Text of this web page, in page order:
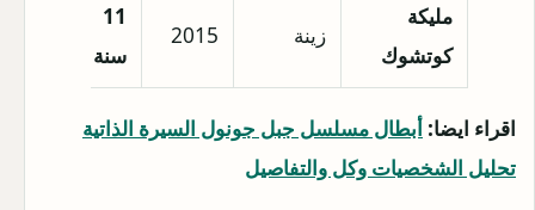
مليكة
كوتشوك
زينة 2015
11
سنة
اقراء ايضا: أبطال مسلسل جبل جونول السيرة الذاتية
تحليل الشخصيات وكل والتفاصيل